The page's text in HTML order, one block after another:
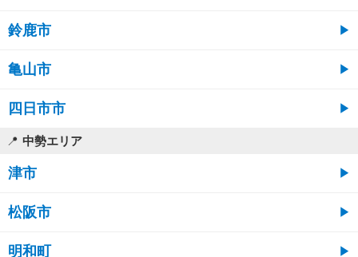
鈴鹿市
亀山市
四日市市
中勢エリア
津市
松阪市
明和町